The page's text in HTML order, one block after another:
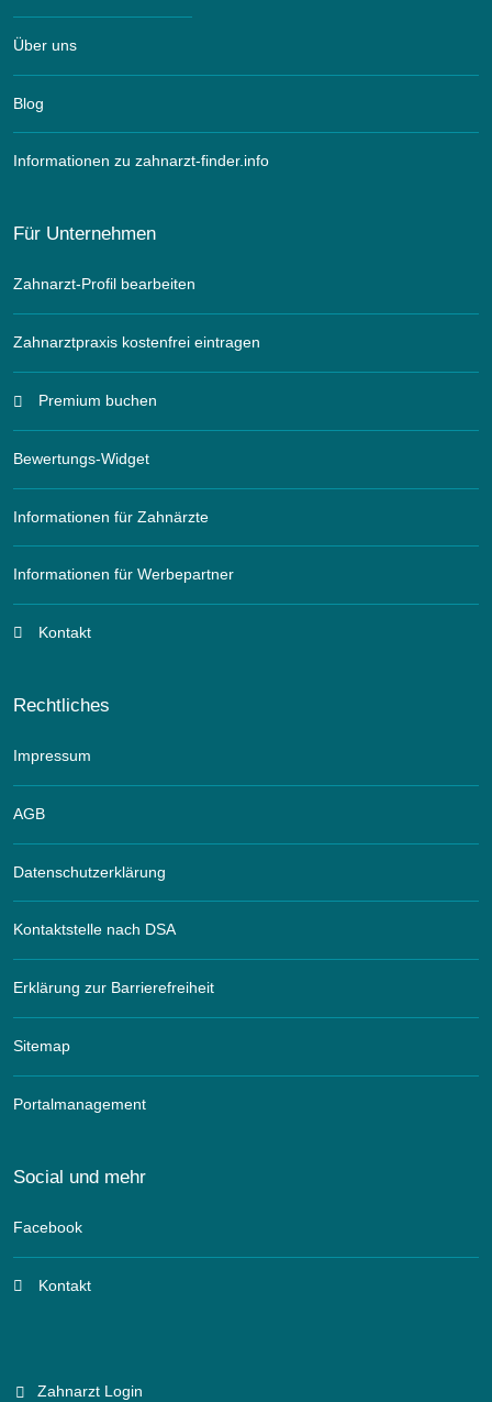
Über uns
Blog
Informationen zu zahnarzt-finder.info
Für Unternehmen
Zahnarzt-Profil bearbeiten
Zahnarztpraxis kostenfrei eintragen
Premium buchen
Bewertungs-Widget
Informationen für Zahnärzte
Informationen für Werbepartner
Kontakt
Rechtliches
Impressum
AGB
Datenschutzerklärung
Kontaktstelle nach DSA
Erklärung zur Barrierefreiheit
Sitemap
Portalmanagement
Social und mehr
Facebook
Kontakt
Zahnarzt Login